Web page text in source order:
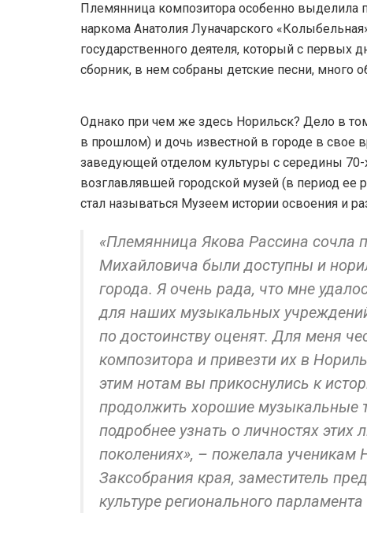
Племянница композитора особенно выделила
наркома Анатолия Луначарского
государственного деятеля, который с
сборник, в нем собраны детские песни, много
Однако при чем же здесь Норильск? Дело в
в прошлом) и дочь известной в городе в
заведующей отделом культуры с середины 70-
возглавлявшей городской музей (в период ее
стал называться Музеем истории освоения и
«Племянница Якова Рассина
Михайловича были доступны и
города. Я очень рада, что мне
для наших музыкальных
по достоинству оценят. Для меня
композитора и привезти их в
этим нотам вы прикоснулись к
продолжить хорошие музыкальные
подробнее узнать о личностях
поколениях», – пожелала ученикам
Заксобрания края, заместитель
культуре регионального